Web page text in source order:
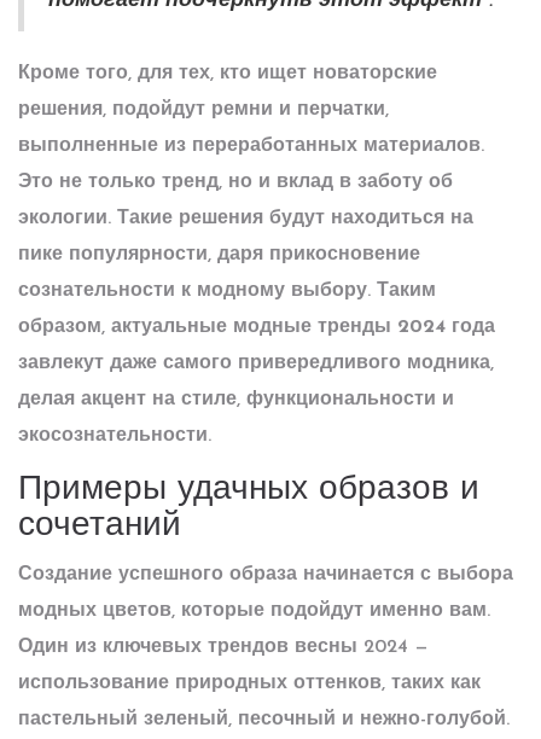
Кроме того, для тех, кто ищет новаторские
решения, подойдут ремни и перчатки,
выполненные из переработанных материалов.
Это не только тренд, но и вклад в заботу об
экологии. Такие решения будут находиться на
пике популярности, даря прикосновение
сознательности к модному выбору. Таким
образом, актуальные модные тренды 2024 года
завлекут даже самого привередливого модника,
делая акцент на стиле, функциональности и
экосознательности.
Примеры удачных образов и
сочетаний
Создание успешного образа начинается с выбора
модных цветов, которые подойдут именно вам.
Один из ключевых трендов весны 2024 —
использование природных оттенков, таких как
пастельный зеленый, песочный и нежно-голубой.